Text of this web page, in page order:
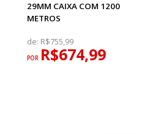
29MM CAIXA COM 1200
METROS
de: R$755,99
POR R$674,99